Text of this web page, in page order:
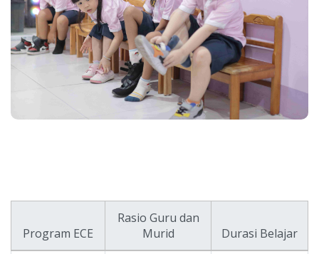
Program ECE
Rasio Guru dan
Murid
Durasi Belajar